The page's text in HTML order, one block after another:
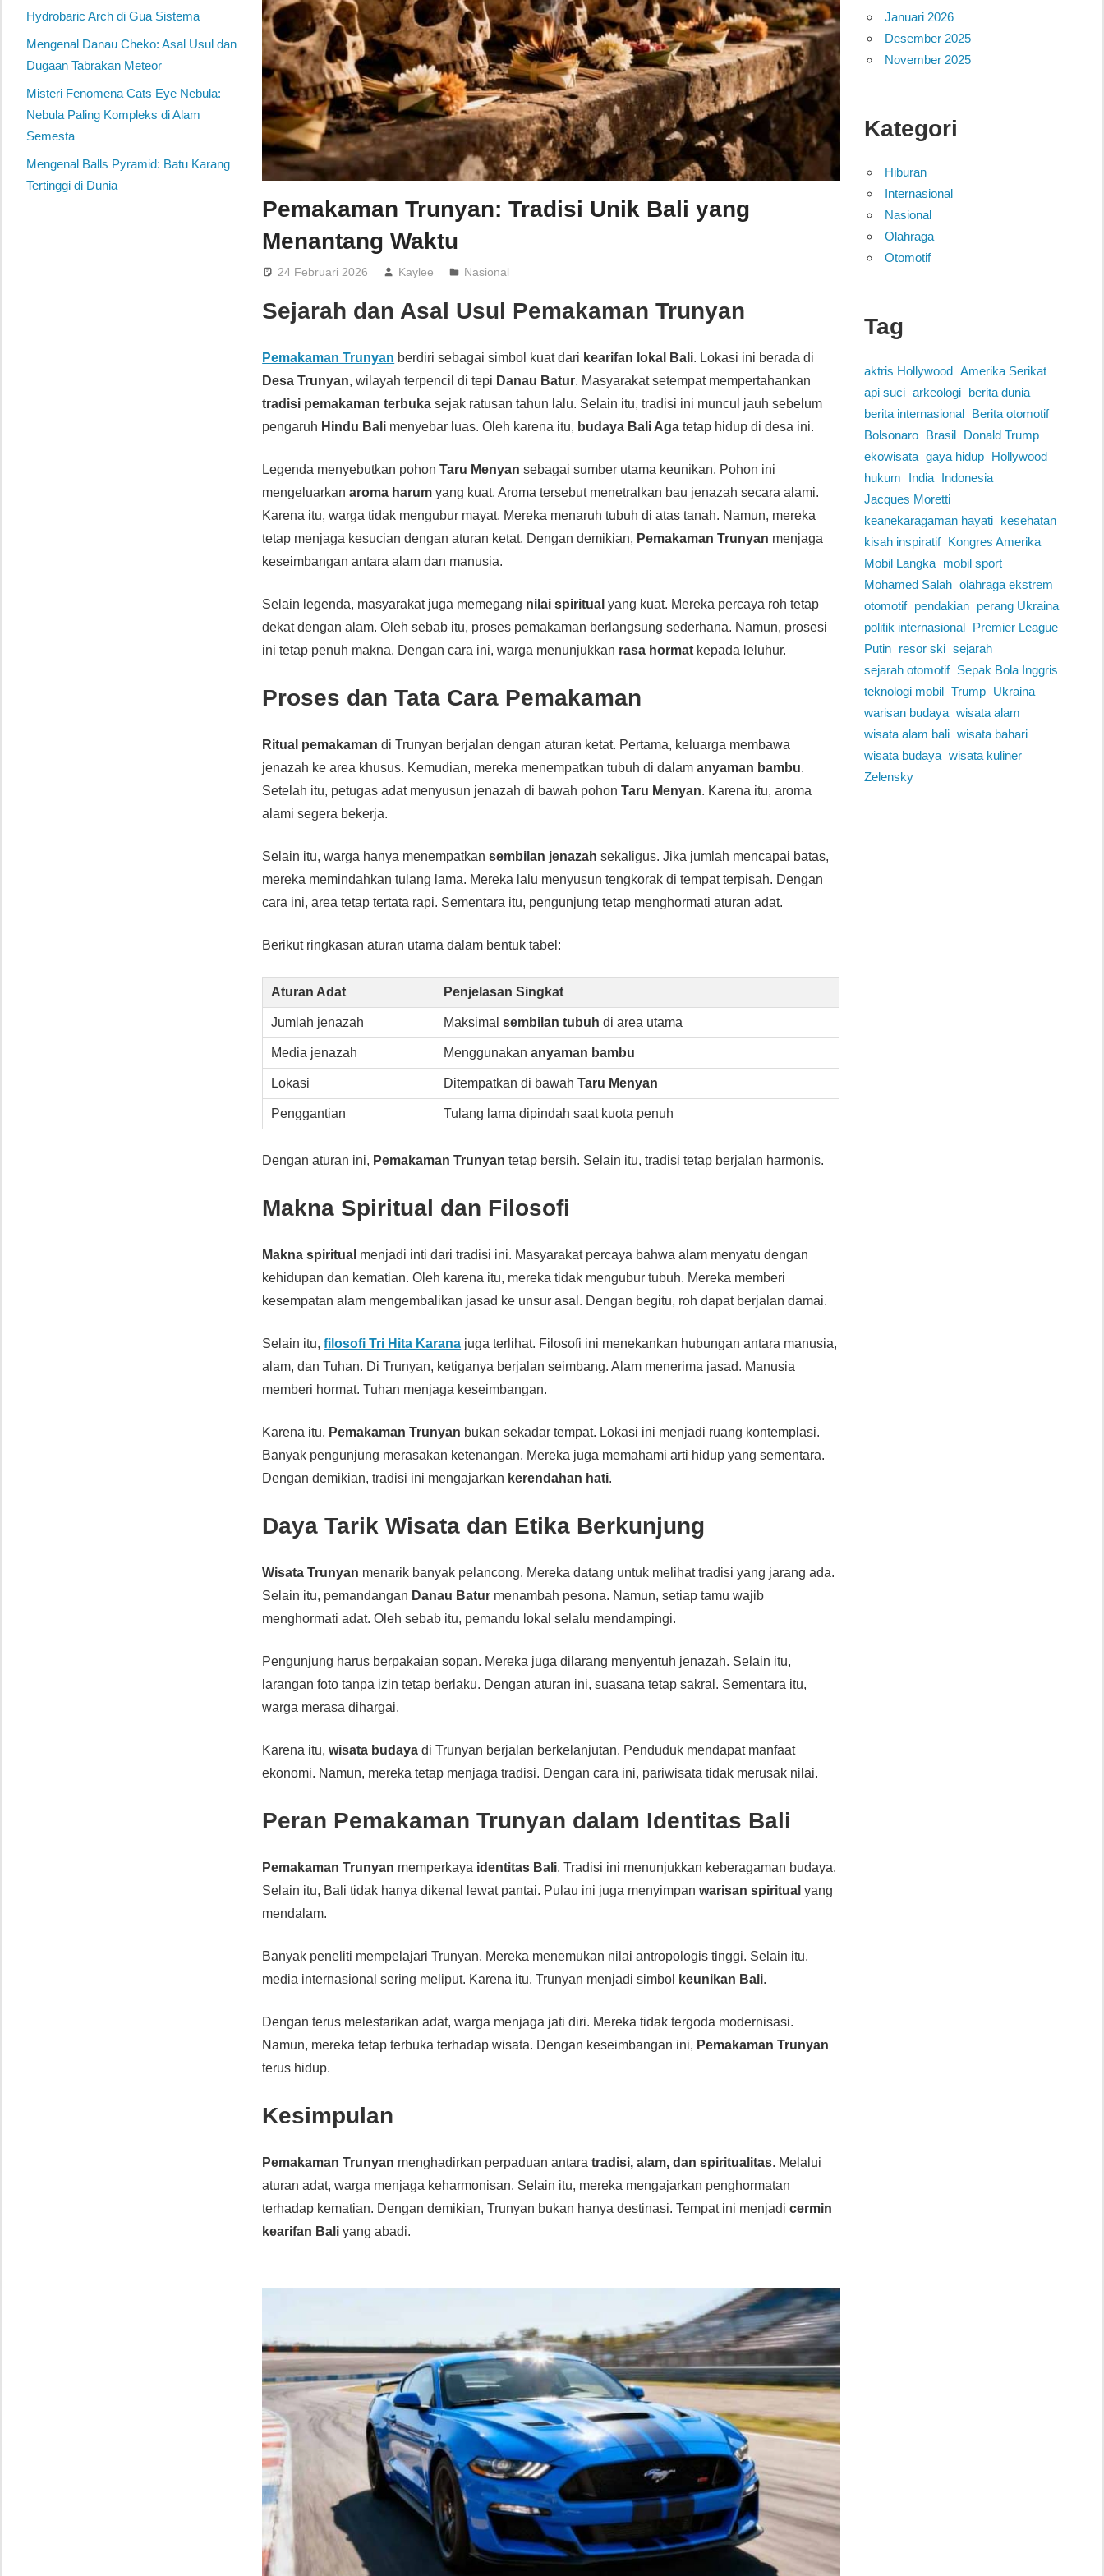
Pemakaman Trunyan: Tradisi Unik Bali yang
Menantang Waktu
24 Februari 2026 Kaylee Nasional
Sejarah dan Asal Usul Pemakaman Trunyan
Pemakaman Trunyan berdiri sebagai simbol kuat dari kearifan lokal Bali. Lokasi ini berada di
Desa Trunyan, wilayah terpencil di tepi Danau Batur. Masyarakat setempat mempertahankan
tradisi pemakaman terbuka sejak ratusan tahun lalu. Selain itu, tradisi ini muncul jauh sebelum
pengaruh Hindu Bali menyebar luas. Oleh karena itu, budaya Bali Aga tetap hidup di desa ini.
Legenda menyebutkan pohonTaru Menyan sebagai sumber utama keunikan. Pohon ini
mengeluarkanaroma harum yang kuat. Aroma tersebut menetralkan bau jenazah secara alami.
Karena itu, warga tidak mengubur mayat. Mereka menaruh tubuh di atas tanah. Namun, mereka
tetap menjaga kesucian dengan aturan ketat. Dengan demikian, Pemakaman Trunyan menjaga
keseimbangan antara alam dan manusia.
Selain legenda, masyarakat juga memegang nilai spiritual yang kuat. Mereka percaya roh tetap
dekat dengan alam. Oleh sebab itu, proses pemakaman berlangsung sederhana. Namun, prosesi
ini tetap penuh makna. Dengan cara ini, warga menunjukkan rasa hormat kepada leluhur.
Proses dan Tata Cara Pemakaman
Ritual pemakaman di Trunyan berjalan dengan aturan ketat. Pertama, keluarga membawa
jenazah ke area khusus. Kemudian, mereka menempatkan tubuh di dalamanyaman bambu.
Setelah itu, petugas adat menyusun jenazah di bawah pohonTaru Menyan. Karena itu, aroma
alami segera bekerja.
Selain itu, warga hanya menempatkansembilan jenazah sekaligus. Jika jumlah mencapai batas,
mereka memindahkan tulang lama. Mereka lalu menyusun tengkorak di tempat terpisah. Dengan
cara ini, area tetap tertata rapi. Sementara itu, pengunjung tetap menghormati aturan adat.
Berikut ringkasan aturan utama dalam bentuk tabel:
Aturan Adat Penjelasan Singkat
Jumlah jenazah Maksimal sembilan tubuh di area utama
Media jenazah Menggunakan anyaman bambu
Lokasi Ditempatkan di bawah Taru Menyan
Penggantian Tulang lama dipindah saat kuota penuh
Dengan aturan ini, Pemakaman Trunyan tetap bersih. Selain itu, tradisi tetap berjalan harmonis.
Makna Spiritual dan Filosofi
Makna spiritual menjadi inti dari tradisi ini. Masyarakat percaya bahwa alam menyatu dengan
kehidupan dan kematian. Oleh karena itu, mereka tidak mengubur tubuh. Mereka memberi
kesempatan alam mengembalikan jasad ke unsur asal. Dengan begitu, roh dapat berjalan damai.
Selain itu,filosofi Tri Hita Karana juga terlihat. Filosofi ini menekankan hubungan antara manusia,
alam, dan Tuhan. Di Trunyan, ketiganya berjalan seimbang. Alam menerima jasad. Manusia
memberi hormat. Tuhan menjaga keseimbangan.
Karena itu, Pemakaman Trunyan bukan sekadar tempat. Lokasi ini menjadi ruang kontemplasi.
Banyak pengunjung merasakan ketenangan. Mereka juga memahami arti hidup yang sementara.
Dengan demikian, tradisi ini mengajarkan kerendahan hati.
Daya Tarik Wisata dan Etika Berkunjung
Wisata Trunyan menarik banyak pelancong. Mereka datang untuk melihat tradisi yang jarang ada.
Selain itu, pemandangan Danau Batur menambah pesona. Namun, setiap tamu wajib
menghormati adat. Oleh sebab itu, pemandu lokal selalu mendampingi.
Pengunjung harus berpakaian sopan. Mereka juga dilarang menyentuh jenazah. Selain itu,
larangan foto tanpa izin tetap berlaku. Dengan aturan ini, suasana tetap sakral. Sementara itu,
warga merasa dihargai.
Karena itu,wisata budaya di Trunyan berjalan berkelanjutan. Penduduk mendapat manfaat
ekonomi. Namun, mereka tetap menjaga tradisi. Dengan cara ini, pariwisata tidak merusak nilai.
Peran Pemakaman Trunyan dalam Identitas Bali
Pemakaman Trunyan memperkaya identitas Bali. Tradisi ini menunjukkan keberagaman budaya.
Selain itu, Bali tidak hanya dikenal lewat pantai. Pulau ini juga menyimpanwarisan spiritual yang
mendalam.
Banyak peneliti mempelajari Trunyan. Mereka menemukan nilai antropologis tinggi. Selain itu,
media internasional sering meliput. Karena itu, Trunyan menjadi simbol
keunikan Bali.
Dengan terus melestarikan adat, warga menjaga jati diri. Mereka tidak tergoda modernisasi.
Namun, mereka tetap terbuka terhadap wisata. Dengan keseimbangan ini, Pemakaman Trunyan
terus hidup.
Kesimpulan
Pemakaman Trunyan menghadirkan perpaduan antaratradisi, alam, dan spiritualitas. Melalui
aturan adat, warga menjaga keharmonisan. Selain itu, mereka mengajarkan penghormatan
terhadap kematian. Dengan demikian, Trunyan bukan hanya destinasi. Tempat ini menjadicermin
kearifan Bali yang abadi.
Hydrobaric Arch di Gua Sistema
Mengenal Danau Cheko: Asal Usul dan
Dugaan Tabrakan Meteor
Misteri Fenomena Cats Eye Nebula:
Nebula Paling Kompleks di Alam
Semesta
Mengenal Balls Pyramid: Batu Karang
Tertinggi di Dunia
Januari 2026
Desember 2025
November 2025
Kategori
Hiburan
Internasional
Nasional
Olahraga
Otomotif
Tag
aktris Hollywood Amerika Serikat
api suci arkeologi
berita dunia
berita internasional
Berita otomotif
Bolsonaro
Brasil
Donald Trump
ekowisata gaya hidup
Hollywood
hukum
India
Indonesia
Jacques Moretti
keanekaragaman hayati
kesehatan
kisah inspiratif
Kongres Amerika
Mobil Langka
mobil sport
Mohamed Salah olahraga ekstrem
otomotif
pendakian
perang Ukraina
politik internasional
Premier League
Putin
resor ski sejarah
sejarah otomotif
Sepak Bola Inggris
teknologi mobil Trump
Ukraina
warisan budaya wisata alam
wisata alam bali wisata bahari
wisata budaya wisata kuliner
Zelensky